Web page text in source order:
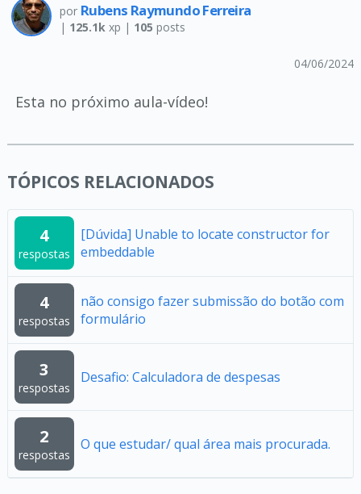
por Rubens Raymundo Ferreira
| 125.1kxp | 105 posts
04/06/2024
Esta no próximo aula-vídeo!
TÓPICOS RELACIONADOS
4
respostas
[Dúvida] Unable to locate constructor for
embeddable
4
respostas
não consigo fazer submissão do botão com
formulário
3
respostas
Desafio: Calculadora de despesas
2
respostas
O que estudar/ qual área mais procurada.